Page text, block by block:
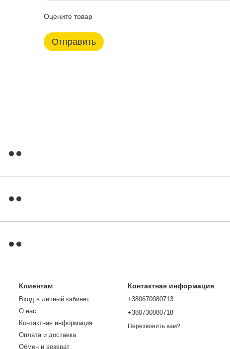
Оцените товар
Отправить
Клиентам
Вход в личный кабинет
О нас
Контактная информация
Оплата и доставка
Обмен и возврат
Контактная информация
+380670080713
+380730080718
Перезвонить вам?